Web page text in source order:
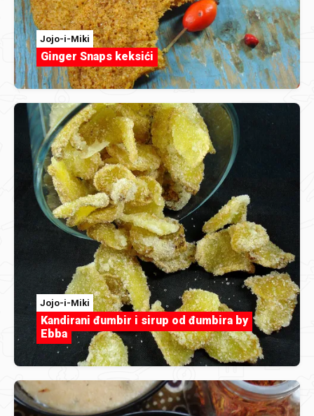
Jojo-i-Miki
Ginger Snaps keksići
Jojo-i-Miki
Kandirani đumbir i sirup od đumbira by
Ebba